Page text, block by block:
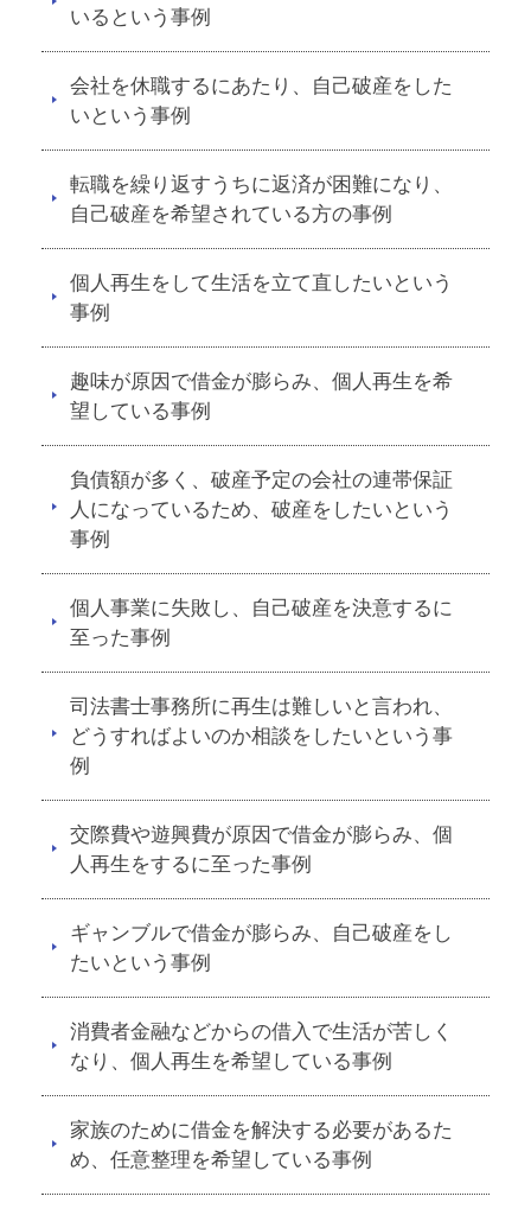
いるという事例
会社を休職するにあたり、自己破産をした
いという事例
転職を繰り返すうちに返済が困難になり、
自己破産を希望されている方の事例
個人再生をして生活を立て直したいという
事例
趣味が原因で借金が膨らみ、個人再生を希
望している事例
負債額が多く、破産予定の会社の連帯保証
人になっているため、破産をしたいという
事例
個人事業に失敗し、自己破産を決意するに
至った事例
司法書士事務所に再生は難しいと言われ、
どうすればよいのか相談をしたいという事
例
交際費や遊興費が原因で借金が膨らみ、個
人再生をするに至った事例
ギャンブルで借金が膨らみ、自己破産をし
たいという事例
消費者金融などからの借入で生活が苦しく
なり、個人再生を希望している事例
家族のために借金を解決する必要があるた
め、任意整理を希望している事例